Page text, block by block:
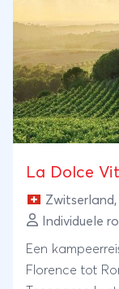
La Dolce
Zwitserland,
Individuele
Een
Florence tot